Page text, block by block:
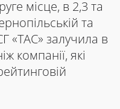
місце, в 2,3 та
та
«ТАС» залучила в
компанії, які